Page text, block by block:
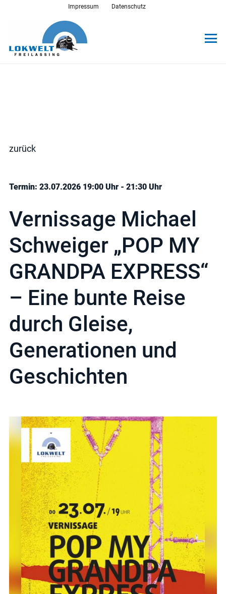
Impressum Datenschutz
zurück
Termin: 23.07.2026 19:00 Uhr - 21:30 Uhr
Vernissage Michael
Schweiger „POP MY
GRANDPA EXPRESS“
– Eine bunte Reise
durch Gleise,
Generationen und
Geschichten